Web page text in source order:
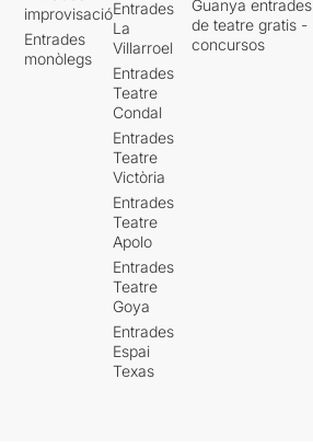
improvisació
Entrades
monòlegs
Entrades
La
Villarroel
Entrades
Teatre
Condal
Entrades
Teatre
Victòria
Entrades
Teatre
Apolo
Entrades
Teatre
Goya
Entrades
Espai
Texas
Guanya entrades
de teatre gratis -
concursos